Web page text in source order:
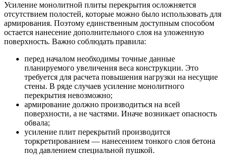
Усиление монолитной плиты перекрытия осложняется
отсутствием полостей, которые можно было использовать для
армирования. Поэтому единственным доступным способом
остается нанесение дополнительного слоя на уложенную
поверхность. Важно соблюдать правила:
перед началом необходимы точные данные
планируемого увеличения веса конструкции. Это
требуется для расчета повышения нагрузки на несущие
стены. В ряде случаев усиление монолитного
перекрытия невозможно;
армирование должно производиться на всей
поверхности, а не частями. Иначе возникает опасность
обвала;
усиление плит перекрытий производится
торкретированием — нанесением тонкого слоя бетона
под давлением специальной пушкой.